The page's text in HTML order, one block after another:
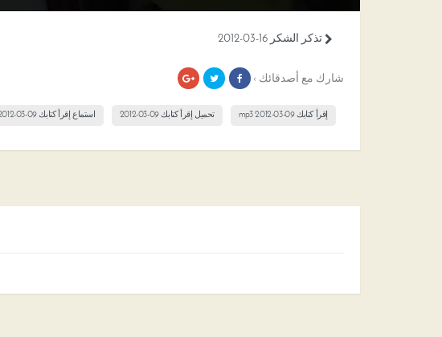
تذكر الشكر 16-03-2012
شارك مع أصدقائك ›
إقرأ كتابك 09-03-2012 mp3 تحميل إقرأ كتابك 09-03-2012 استماع إقرأ كتابك 09-03-2012